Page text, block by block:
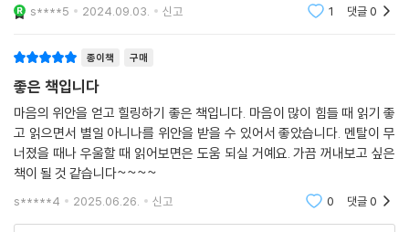
s****5 2024.09.03. 신고 1 댓글0
종이책 구매
좋은 책입니다
마음의 위안을 얻고 힐링하기 좋은 책입니다. 마음이 많이 힘들 때 읽기 좋
고 읽으면서 별일 아니나를 위안을 받을 수 있어서 좋았습니다. 멘탈이 무
너졌을 때나 우울할 때 읽어보면은 도움 되실 거예요. 가끔 꺼내보고 싶은
책이 될 것 같습니다~~~~
s*****4 2025.06.26. 신고 0 댓글0